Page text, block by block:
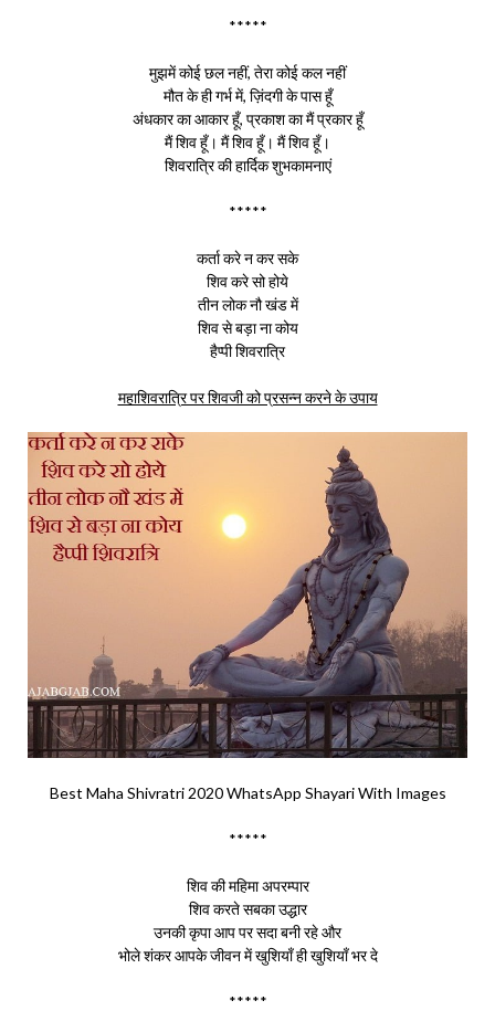
*****
मुझमें कोई छल नहीं, तेरा कोई कल नहीं
मौत के ही गर्भ में, ज़िंदगी के पास हूँ
अंधकार का आकार हूँ, प्रकाश का मैं प्रकार हूँ
मैं शिव हूँ। मैं शिव हूँ। मैं शिव हूँ।
शिवरात्रि की हार्दिक शुभकामनाएं
*****
कर्ता करे न कर सके
शिव करे सो होये
तीन लोक नौ खंड में
शिव से बड़ा ना कोय
हैप्पी शिवरात्रि
महाशिवरात्रि पर शिवजी को प्रसन्न करने के उपाय
Best Maha Shivratri 2020 WhatsApp Shayari With Images
*****
शिव की महिमा अपरम्पार
शिव करते सबका उद्धार
उनकी कृपा आप पर सदा बनी रहे और
भोले शंकर आपके जीवन में खुशियाँ ही खुशियाँ भर दे
*****